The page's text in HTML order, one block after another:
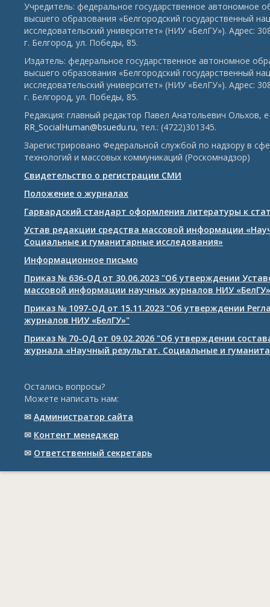
Учредитель: федеральное государственное автономное
высшего образования «Белгородский государственный
исследовательский университет» (НИУ «БелГУ»). Адрес:
г. Белгород, ул. Победы, 85.
Издатель: федеральное государственное автономное
высшего образования «Белгородский государственный
исследовательский университет» (НИУ «БелГУ»). Адрес:
г. Белгород, ул. Победы, 85.
Редакция: главный редактор Павел Анатольевич Ольхов,
RR_SocialHuman@bsuedu.ru, тел.: (4722)301345.
Зарегистрировано Федеральной службой по надзору в
технологий и массовых коммуникаций (Роскомнадзор)
Свидетельство о регистрации СМИ
Положение о журналах
Гарвардский стандарт оформления литературы к
Устав редакции средства массовой информации
Социальные и гуманитарные исследования»
Информационное письмо
Приказ № 636-ОД от 30.06.2023 "Об утверждении
массовой информации научных журналов НИУ «БелГУ»
Приказ № 1097-ОД от 15.11.2023 "Об утверждении
журналов НИУ «БелГУ»"
Приказ № 70-ОД от 09.02.2026 "Об утверждении
журнала «Научный результат. Социальные и
Остались вопросы?
Можете написать нам:
✉ Администратор сайта
✉ Контент менеджер
✉ Ответственный cекретарь